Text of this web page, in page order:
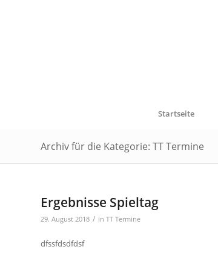
Startseite
Archiv für die Kategorie: TT Termine
Ergebnisse Spieltag
29. August 2018 / in TT Termine
dfssfdsdfdsf